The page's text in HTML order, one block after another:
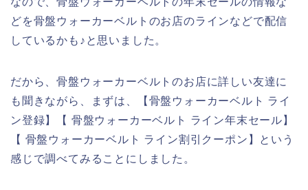
どを骨盤ウォーカーベルトのお店のラインなどで配信
しているかも♪と思いました。
だから、骨盤ウォーカーベルトのお店に詳しい友達に
も聞きながら、まずは、【骨盤ウォーカーベルト ライ
ン登録】【 骨盤ウォーカーベルト ライン年末セール】
【 骨盤ウォーカーベルト ライン割引クーポン】という
感じで調べてみることにしました。